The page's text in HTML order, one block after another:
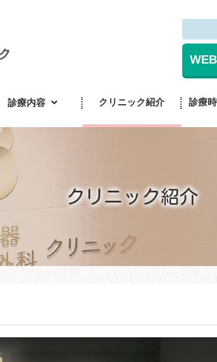
診療内容 クリニック紹介 診療
クリニック紹介